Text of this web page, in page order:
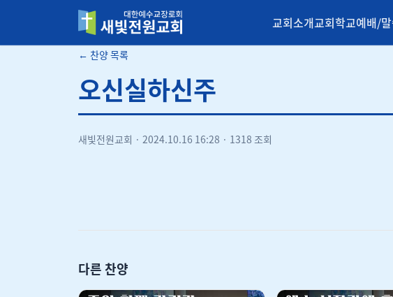
새빛전원교회 교회소개교회학교예배/
← 찬양 목록
오신실하신주
새빛전원교회 · 2024.10.16 16:28 · 1318 조회
다른 찬양